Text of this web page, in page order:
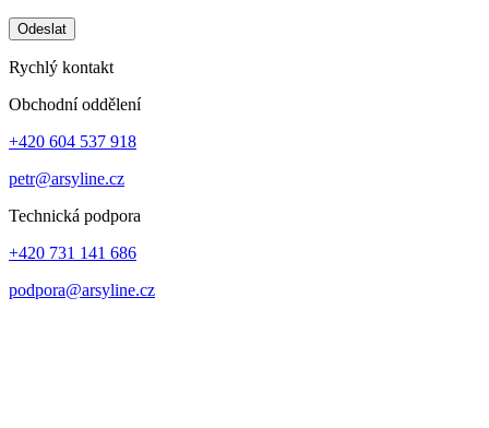
Odeslat
Rychlý kontakt
Obchodní oddělení
+420 604 537 918
petr@arsyline.cz
Technická podpora
+420 731 141 686
podpora@arsyline.cz